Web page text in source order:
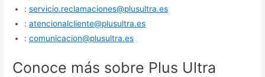
:servicio.reclamaciones@plusultra.es
:atencionalcliente@plusultra.es
:comunicacion@plusultra.es
Conoce más sobre Plus Ultra